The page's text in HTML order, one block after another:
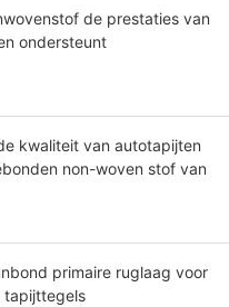
de prestaties van
ondersteunt
kwaliteit van autotapijten
non-woven stof van
primaire ruglaag voor
tapijttegels